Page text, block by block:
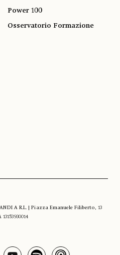
Power 100
Osservatorio Formazione
A R.L. | Piazza Emanuele Filiberto, 13